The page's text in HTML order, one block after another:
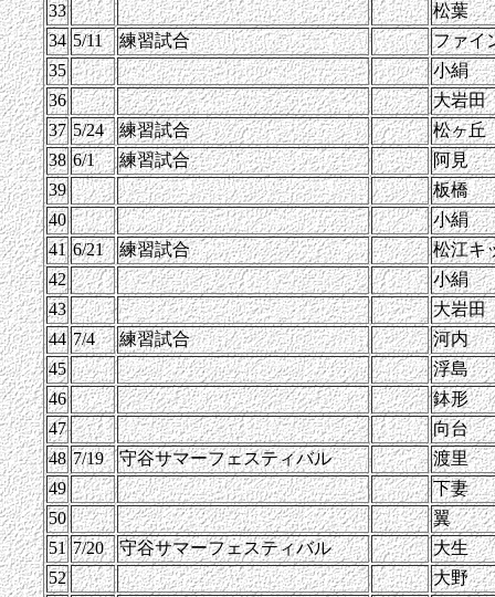
33
松葉
34 5/11 練習試合
ファイ
35
小絹
36
大岩田
37 5/24 練習試合
松ヶ丘
38 6/1 練習試合
阿見
39
板橋
40
小絹
41 6/21 練習試合
松江キ
42
小絹
43
大岩田
44 7/4 練習試合
河内
45
浮島
46
鉢形
47
向台
48 7/19 守谷サマーフェスティバル
渡里
49
下妻
50
翼
51 7/20 守谷サマーフェスティバル
大生
52
大野